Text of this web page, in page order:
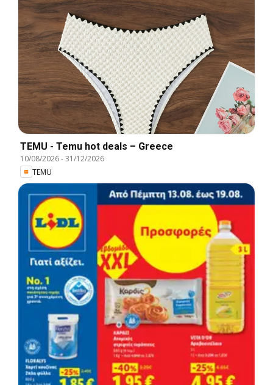
TEMU - Temu hot deals – Greece
10/08/2026-31/12/2026
TEMU